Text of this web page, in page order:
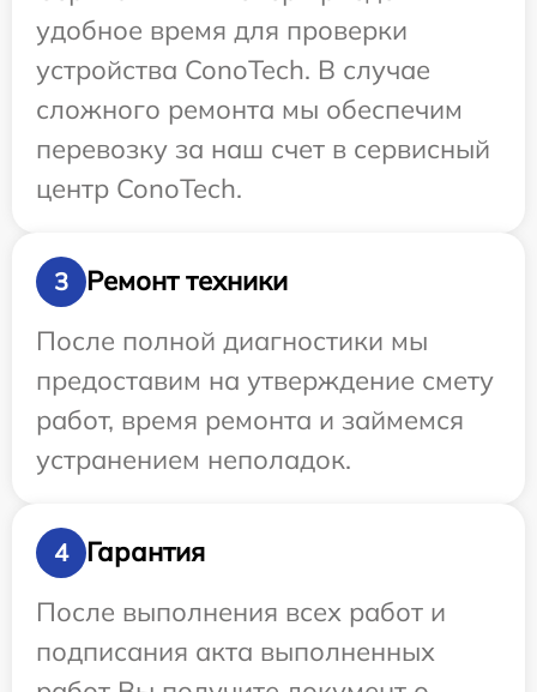
удобное время для проверки
устройства ConoTech. В случае
сложного ремонта мы обеспечим
перевозку за наш счет в сервисный
центр ConoTech.
3
Ремонт техники
После полной диагностики мы
предоставим на утверждение смету
работ, время ремонта и займемся
устранением неполадок.
4
Гарантия
После выполнения всех работ и
подписания акта выполненных